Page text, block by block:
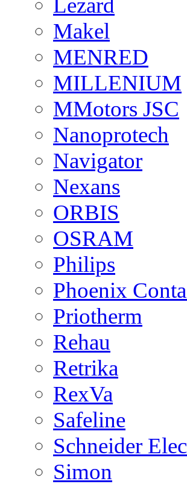
Lezard
Makel
MENRED
MILLENIUM
MMotors JSC
Nanoprotech
Navigator
Nexans
ORBIS
OSRAM
Philips
Phoenix
Priotherm
Rehau
Retrika
RexVa
Safeline
Schneider
Simon